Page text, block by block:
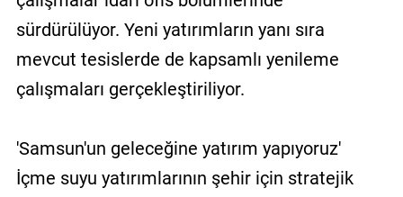
sürdürülüyor. Yeni yatırımların yanı sıra
mevcut tesislerde de kapsamlı yenileme
çalışmaları gerçekleştiriliyor.
'Samsun'un geleceğine yatırım yapıyoruz'
İçme suyu yatırımlarının şehir için stratejik